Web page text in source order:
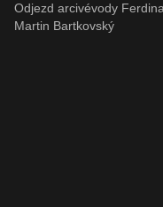
Odjezd arcivévody
Martin Bartkovský